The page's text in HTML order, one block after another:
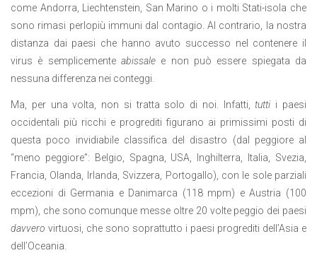
come Andorra, Liechtenstein, San Marino o i molti Stati-isola che
sono rimasi perlopiù immuni dal contagio. Al contrario, la nostra
distanza dai paesi che hanno avuto successo nel contenere il
virus è semplicemente abissale e non può essere spiegata da
nessuna differenza nei conteggi.
Ma, per una volta, non si tratta solo di noi. Infatti,tutti i paesi
occidentali più ricchi e progrediti figurano ai primissimi posti di
questa poco invidiabile classifica del disastro (dal peggiore al
“meno peggiore”: Belgio, Spagna, USA, Inghilterra, Italia, Svezia,
Francia, Olanda, Irlanda, Svizzera, Portogallo), con le sole parziali
eccezioni di Germania e Danimarca (118 mpm) e Austria (100
mpm), che sono comunque messe oltre 20 volte peggio dei paesi
davvero virtuosi, che sono soprattutto i paesi progrediti dell’Asia e
dell’Oceania.